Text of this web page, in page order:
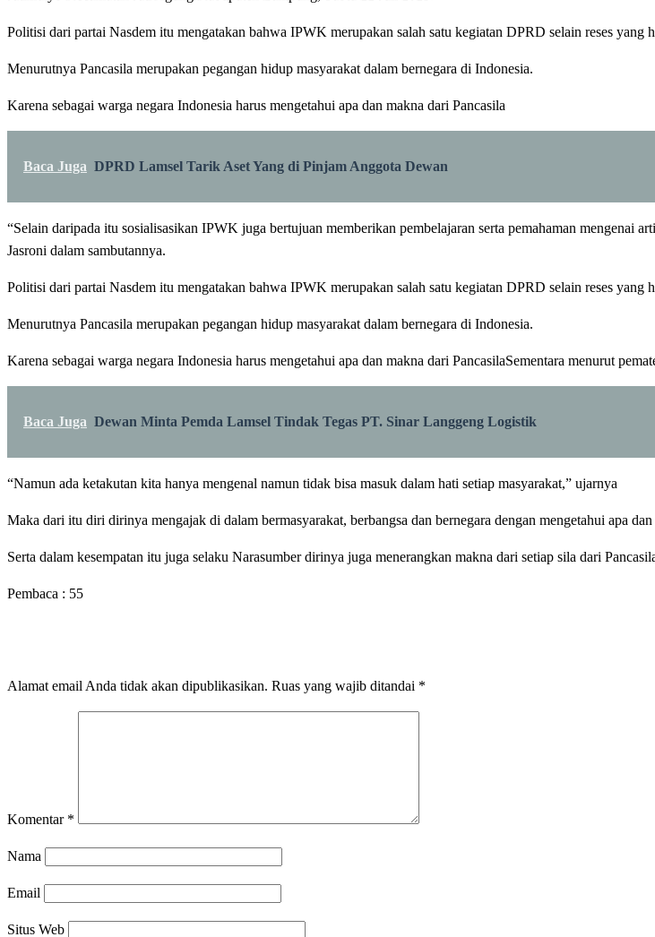
Politisi dari partai Nasdem itu mengatakan bahwa IPWK merupakan salah satu kegiatan DPRD selain reses yang
Menurutnya Pancasila merupakan pegangan hidup masyarakat dalam bernegara di Indonesia.
Karena sebagai warga negara Indonesia harus mengetahui apa dan makna dari Pancasila
Baca Juga DPRD Lamsel Tarik Aset Yang di Pinjam Anggota Dewan
“Selain daripada itu sosialisasikan IPWK juga bertujuan memberikan pembelajaran serta pemahaman mengenai
Jasroni dalam sambutannya.
Politisi dari partai Nasdem itu mengatakan bahwa IPWK merupakan salah satu kegiatan DPRD selain reses yang
Menurutnya Pancasila merupakan pegangan hidup masyarakat dalam bernegara di Indonesia.
Karena sebagai warga negara Indonesia harus mengetahui apa dan makna dari PancasilaSementara menurut
Baca Juga Dewan Minta Pemda Lamsel Tindak Tegas PT. Sinar Langgeng Logistik
“Namun ada ketakutan kita hanya mengenal namun tidak bisa masuk dalam hati setiap masyarakat,” ujarnya
Maka dari itu diri dirinya mengajak di dalam bermasyarakat, berbangsa dan bernegara dengan mengetahui apa
Serta dalam kesempatan itu juga selaku Narasumber dirinya juga menerangkan makna dari setiap sila dari
Pembaca : 55
Alamat email Anda tidak akan dipublikasikan. Ruas yang wajib ditandai *
Komentar *
Nama
Email
Situs Web